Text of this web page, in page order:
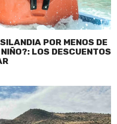
POR MENOS DE
LOS DESCUENTOS